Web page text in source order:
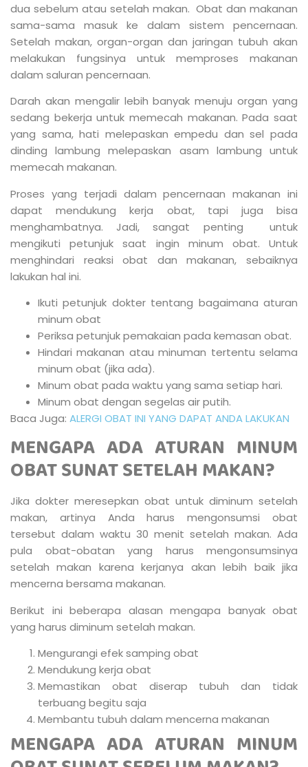
dua sebelum atau setelah makan. Obat dan makanan
sama-sama masuk ke dalam sistem pencernaan.
Setelah makan, organ-organ dan jaringan tubuh akan
melakukan fungsinya untuk memproses makanan
dalam saluran pencernaan.
Darah akan mengalir lebih banyak menuju organ yang
sedang bekerja untuk memecah makanan. Pada saat
yang sama, hati melepaskan empedu dan sel pada
dinding lambung melepaskan asam lambung untuk
memecah makanan.
Proses yang terjadi dalam pencernaan makanan ini
dapat mendukung kerja obat, tapi juga bisa
menghambatnya. Jadi, sangat penting untuk
mengikuti petunjuk saat ingin minum obat. Untuk
menghindari reaksi obat dan makanan, sebaiknya
lakukan hal ini.
Ikuti petunjuk dokter tentang bagaimana aturan
minum obat
Periksa petunjuk pemakaian pada kemasan obat.
Hindari makanan atau minuman tertentu selama
minum obat (jika ada).
Minum obat pada waktu yang sama setiap hari.
Minum obat dengan segelas air putih.
Baca Juga: ALERGI OBAT INI YANG DAPAT ANDA LAKUKAN
MENGAPA ADA ATURAN MINUM
OBAT SUNAT SETELAH MAKAN?
Jika dokter meresepkan obat untuk diminum setelah
makan, artinya Anda harus mengonsumsi obat
tersebut dalam waktu 30 menit setelah makan. Ada
pula obat-obatan yang harus mengonsumsinya
setelah makan karena kerjanya akan lebih baik jika
mencerna bersama makanan.
Berikut ini beberapa alasan mengapa banyak obat
yang harus diminum setelah makan.
Mengurangi efek samping obat
Mendukung kerja obat
Memastikan obat diserap tubuh dan tidak
terbuang begitu saja
Membantu tubuh dalam mencerna makanan
MENGAPA ADA ATURAN MINUM